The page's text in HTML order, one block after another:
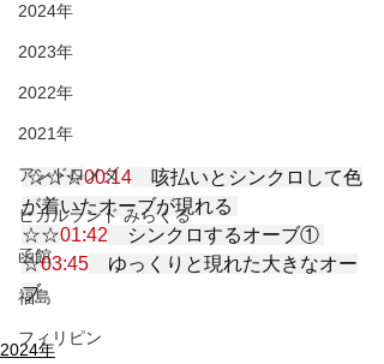
2024年
2023年
2022年
2021年
アンドロメダ
ヒカルランド みらくる
函館
福島
フィリピン
☆☆☆00:14 咳払いとシンクロして色
が着いたオーブが現れる
☆☆01:42 シンクロするオーブ①
☆03:45 ゆっくりと現れた大きなオー
ブ
2024年